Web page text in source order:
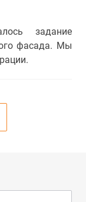
задание
фасада. Мы